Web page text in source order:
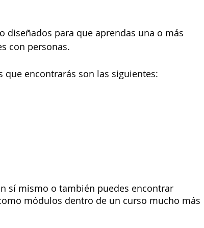
diseñados para que aprendas una o más
con personas.
que encontrarás son las siguientes:
sí mismo o también puedes encontrar
módulos dentro de un curso mucho más